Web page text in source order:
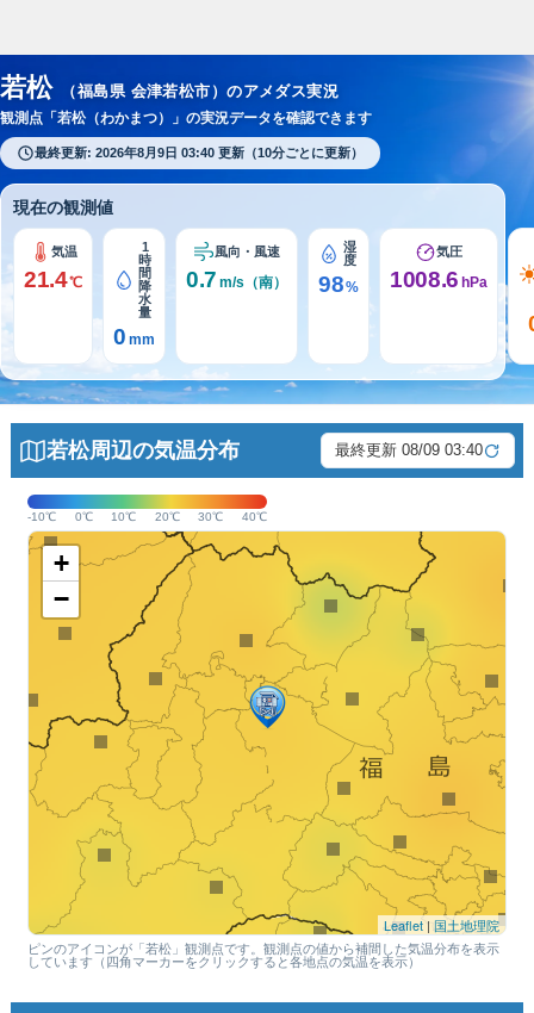
スポンサーリンク
若松 （福島県 会津若松市）のアメダス実況
観測点「若松（わかまつ）」の実況データを確認できます
最終更新: 2026年8月9日 03:40 更新（10分ごとに更新）
現在の観測値
気温
21.4℃
1
時
間
降
水
量
0 mm
風向・風速
0.7 m/s（南）
湿
度
98%
気圧
1008.6 hPa
若松周辺の気温分布 最終更新 08/09 03:40
-10℃ 0℃ 10℃ 20℃ 30℃ 40℃
+
−
Leaflet |国土地理院
ピンのアイコンが「若松」観測点です。観測点の値から補間した気温分布を表示
しています（四角マーカーをクリックすると各地点の気温を表示）